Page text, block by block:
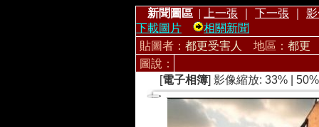
新聞圖區 | 上一張 下一張
下載圖片
相關新聞
貼圖者： 都更受害人 地區： 都更
圖說：
[電子相簿] 影像縮放: 33% 50%